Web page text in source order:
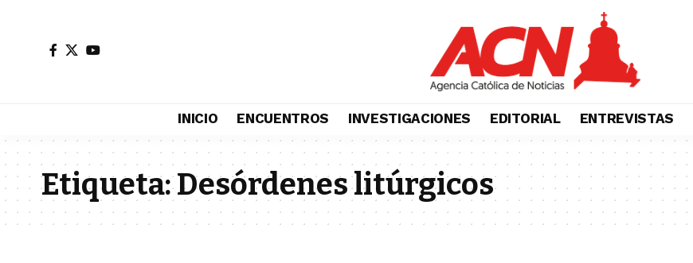
INICIO ENCUENTROS INVESTIGACIONES EDITORIAL ENTREVISTAS
Etiqueta:Desórdenes litúrgicos